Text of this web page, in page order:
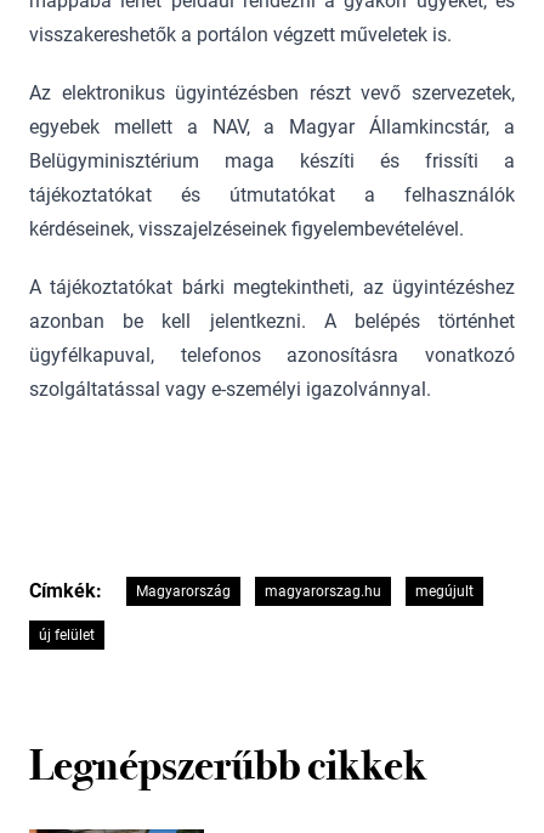
visszakereshetők a portálon végzett műveletek is.
Az elektronikus ügyintézésben részt vevő szervezetek,
egyebek mellett a NAV, a Magyar Államkincstár, a
Belügyminisztérium maga készíti és frissíti a
tájékoztatókat és útmutatókat a felhasználók
kérdéseinek, visszajelzéseinek figyelembevételével.
A tájékoztatókat bárki megtekintheti, az ügyintézéshez
azonban be kell jelentkezni. A belépés történhet
ügyfélkapuval, telefonos azonosításra vonatkozó
szolgáltatással vagy e-személyi igazolvánnyal.
Címkék: Magyarország magyarorszag.hu megújult
új felület
Legnépszerűbb cikkek